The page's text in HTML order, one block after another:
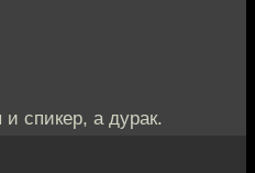
спикер, а дурак.